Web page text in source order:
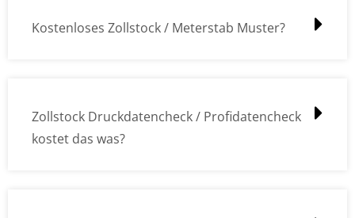
Kostenloses Zollstock / Meterstab Muster?
Zollstock Druckdatencheck / Profidatencheck
kostet das was?